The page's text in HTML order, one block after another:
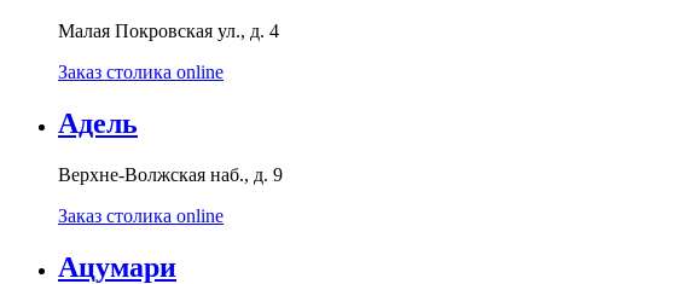
Малая Покровская ул., д. 4
Заказ столика online
Адель
Верхне-Волжская наб., д. 9
Заказ столика online
Ацумари